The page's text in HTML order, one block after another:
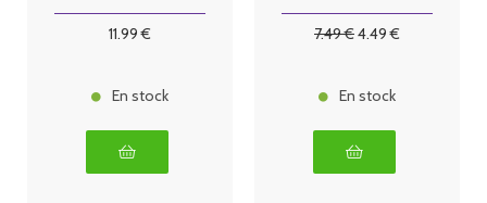
11.99 €
En stock
7.49€4.49 €
En stock